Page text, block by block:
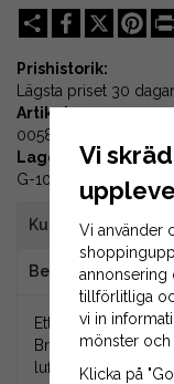
Share
X
Prishistorik:
Lägsta priset 30
Artikelnummer:
00581
Lagerplats:
G-10-03
Beskrivning
Kundrecensioner
Ett komplett
Briggs & Stratton.
luftfilter och
Vi
Vi använder
annonsering
tillförlitliga
vi in
mönster och
Klicka på